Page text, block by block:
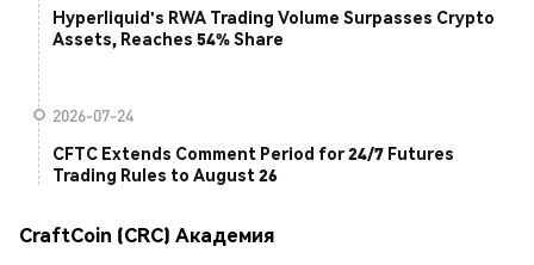
Hyperliquid's RWA Trading Volume Surpasses Crypto
Assets, Reaches 54% Share
2026-07-24
CFTC Extends Comment Period for 24/7 Futures
Trading Rules to August 26
CraftCoin (CRC) Академия